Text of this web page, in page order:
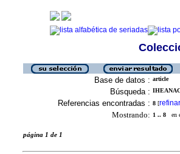
Base de datos : article
Búsqueda :
Referencias encontradas : 8 [refinar
Mostrando: 1 .. 8 en
página 1 de 1